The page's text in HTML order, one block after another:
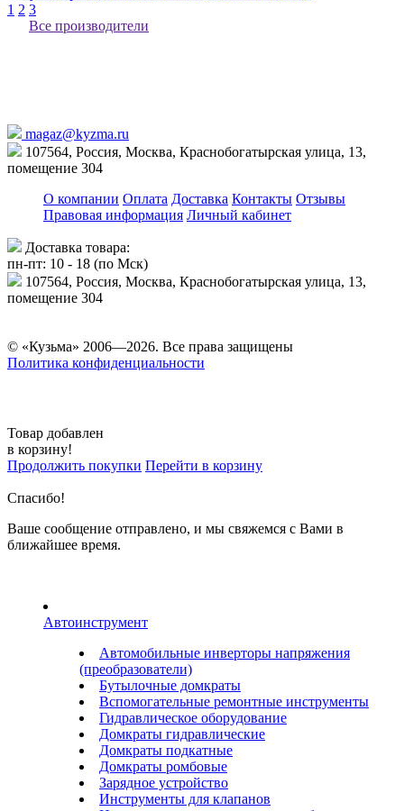
1 2 3
Все производители
magaz@kyzma.ru
107564, Россия, Москва, Краснобогатырская улица, 13,
помещение 304
О компании Оплата Доставка Контакты Отзывы
Правовая информация Личный кабинет
Доставка товара:
пн-пт: 10 - 18 (по Мск)
107564, Россия, Москва, Краснобогатырская улица, 13,
помещение 304
© «Кузьма» 2006—2026. Все права защищены
Политика конфиденциальности
Товар добавлен
в корзину!
Продолжить покупки Перейти в корзину
Спасибо!
Ваше сообщение отправлено, и мы свяжемся с Вами в
ближайшее время.
Автоинструмент
Автомобильные инверторы напряжения
(преобразователи)
Бутылочные домкраты
Вспомогательные ремонтные инструменты
Гидравлическое оборудование
Домкраты гидравлические
Домкраты подкатные
Домкраты ромбовые
Зарядное устройство
Инструменты для клапанов